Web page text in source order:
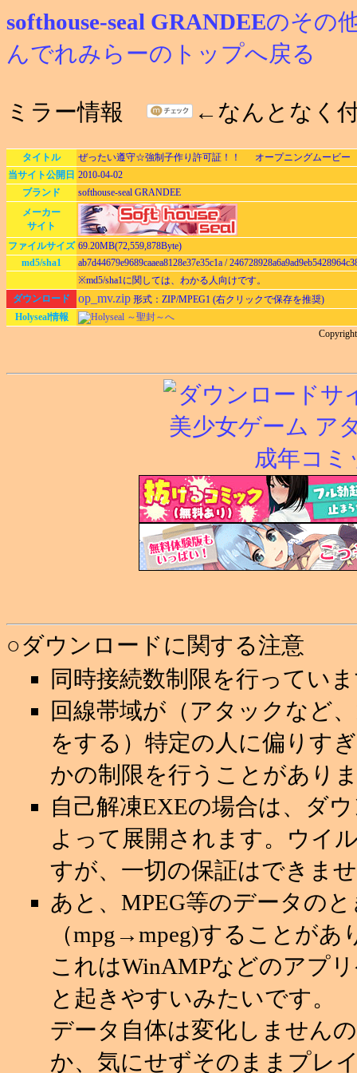
softhouse-seal GRANDEEのその
んでれみらーのトップへ戻る
ミラー情報 ←なんとなく
タイトル
ぜったい遵守☆強制子作り許可証！！ オープニングムービー
当サイト公開日 2010-04-02
ブランド
softhouse-seal GRANDEE
メーカー
サイト
ファイルサイズ 69.20MB(72,559,878Byte)
md5/sha1
ab7d44679e9689caaea8128e37e35c1a /
※md5/sha1に関しては、わかる人向けです。
ダウンロード
op_mv.zip 形式：ZIP/MPEG1 (右クリックで保存を推奨)
Holyseal情報
Holyseal ～聖封～へ
○ダウンロードに関する注意
同時接続数制限を行ってい
回線帯域が（アタックなど
をする）特定の人に偏りす
かの制限を行うことがあり
自己解凍EXEの場合は、ダ
よって展開されます。ウイ
すが、一切の保証はできま
あと、MPEG等のデータの
（mpg→mpeg)することがあ
これはWinAMPなどのアプ
と起きやすいみたいです。
データ自体は変化しません
か、気にせずそのままプレ